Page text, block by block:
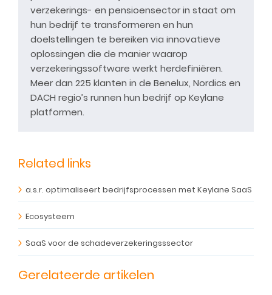
verzekerings- en pensioensector in staat om
hun bedrijf te transformeren en hun
doelstellingen te bereiken via innovatieve
oplossingen die de manier waarop
verzekeringssoftware werkt herdefiniëren.
Meer dan 225 klanten in de Benelux, Nordics en
DACH regio’s runnen hun bedrijf op Keylane
platformen.
Related links
a.s.r. optimaliseert bedrijfsprocessen met Keylane SaaS
Ecosysteem
SaaS voor de schadeverzekeringsssector
Gerelateerde artikelen